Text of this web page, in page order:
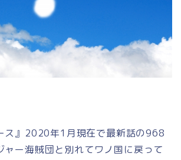
ス』2020年1月現在で最新話の968
ャー海賊団と別れてワノ国に戻って